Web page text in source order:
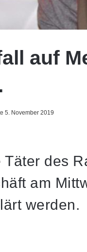
auf
5. November 2019
Täter des
am
werden.